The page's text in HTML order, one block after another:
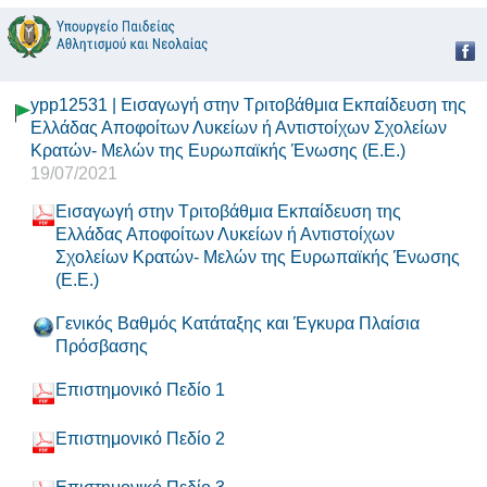
ypp12531 | Εισαγωγή στην Τριτοβάθμια Εκπαίδευση της
Ελλάδας Αποφοίτων Λυκείων ή Αντιστοίχων Σχολείων
Κρατών- Μελών της Ευρωπαϊκής Ένωσης (Ε.Ε.)
19/07/2021
Εισαγωγή στην Τριτοβάθμια Εκπαίδευση της
Ελλάδας Αποφοίτων Λυκείων ή Αντιστοίχων
Σχολείων Κρατών- Μελών της Ευρωπαϊκής Ένωσης
(Ε.Ε.)
Γενικός Βαθμός Κατάταξης και Έγκυρα Πλαίσια
Πρόσβασης
Επιστημονικό Πεδίο 1
Επιστημονικό Πεδίο 2